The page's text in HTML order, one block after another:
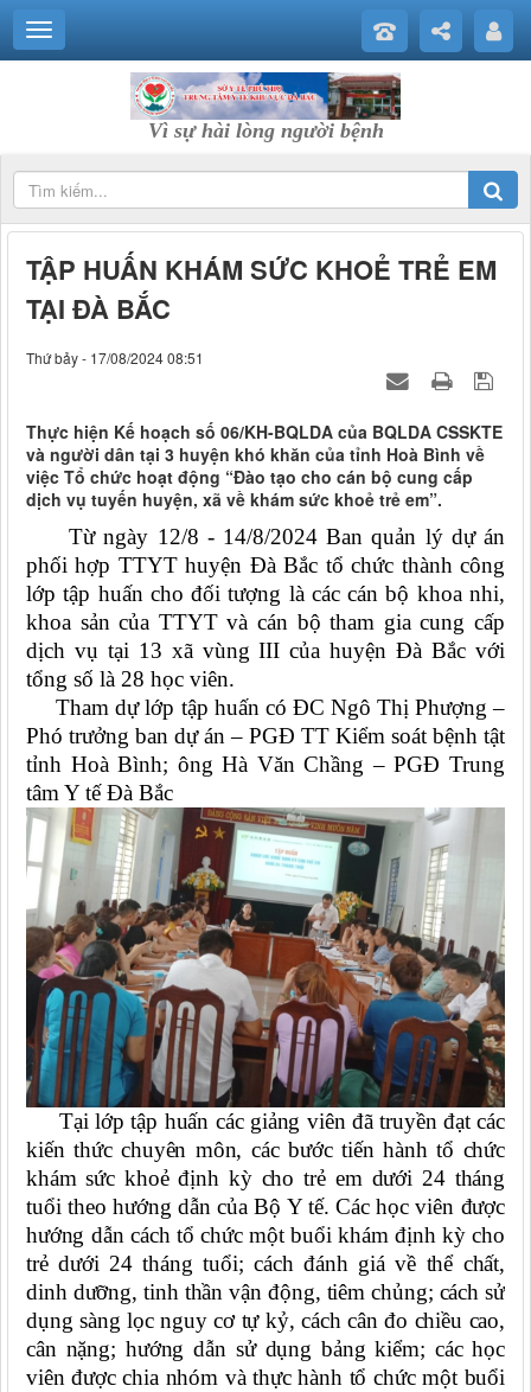
Vì sự hài lòng người bệnh
TẬP HUẤN KHÁM SỨC KHOẺ TRẺ EM
TẠI ĐÀ BẮC
Thứ bảy - 17/08/2024 08:51
Thực hiện Kế hoạch số 06/KH-BQLDA của BQLDA CSSKTE
và người dân tại 3 huyện khó khăn của tỉnh Hoà Bình về
việc Tổ chức hoạt động “Đào tạo cho cán bộ cung cấp
dịch vụ tuyến huyện, xã về khám sức khoẻ trẻ em”.
Từ ngày 12/8 - 14/8/2024 Ban quản lý dự án
phối hợp TTYT huyện Đà Bắc tổ chức thành công
lớp tập huấn cho đối tượng là các cán bộ khoa nhi,
khoa sản của TTYT và cán bộ tham gia cung cấp
dịch vụ tại 13 xã vùng III của huyện Đà Bắc với
tổng số là 28 học viên.
Tham dự lớp tập huấn có ĐC Ngô Thị Phượng –
Phó trưởng ban dự án – PGĐ TT Kiểm soát bệnh tật
tỉnh Hoà Bình; ông Hà Văn Chầng – PGĐ Trung
tâm Y tế Đà Bắc
Tại lớp tập huấn các giảng viên đã truyền đạt các
kiến thức chuyên môn, các bước tiến hành tổ chức
khám sức khoẻ định kỳ cho trẻ em dưới 24 tháng
tuổi theo hướng dẫn của Bộ Y tế. Các học viên được
hướng dẫn cách tổ chức một buổi khám định kỳ cho
trẻ dưới 24 tháng tuổi; cách đánh giá về thể chất,
dinh dưỡng, tinh thần vận động, tiêm chủng; cách sử
dụng sàng lọc nguy cơ tự kỷ, cách cân đo chiều cao,
cân nặng; hướng dẫn sử dụng bảng kiểm; các học
viên được chia nhóm và thực hành tổ chức một buổi